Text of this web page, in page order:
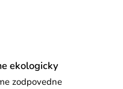
ekologicky
zodpovedne